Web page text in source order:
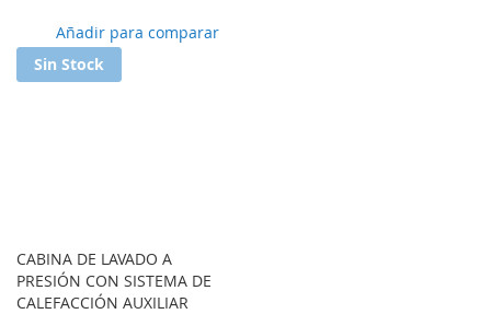
Añadir
a
lista
Añadir para comparar
Sin Stock
CABINA DE LAVADO A
PRESIÓN CON SISTEMA DE
CALEFACCIÓN AUXILIAR